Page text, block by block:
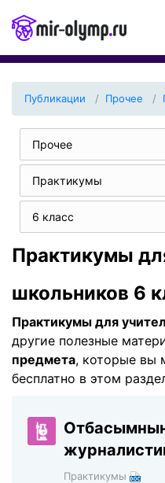
Публикации Прочее
Прочее
Практикумы
6 класс
Практикумы
школьников 6
Практикумы для
другие полезные
предмета, которые вы
бесплатно в этом
Практикумы